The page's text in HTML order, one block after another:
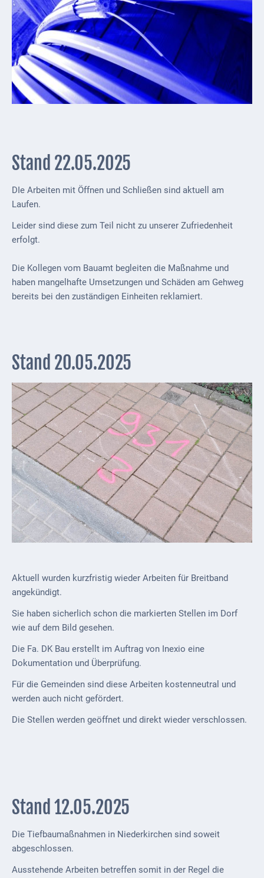
Externe
Behörden
Gottesdienste
Infrastruktur
und
Abfallentsorgung
Telekommunikation
Mobilität
Wasser-
Katastrophenschutz
Notfallnummern
Suche
Niederkirchen
bei
Social
Media
Sitemap
Downloads
Bau
Schwesternhaus
1906
Bürgerhospital
Deidesheim
ab
1793
Geplante
ab
Schulbilder
Datenschutz
Stand 22.05.2025
DIe Arbeiten mit Öffnen und Schließen sind aktuell am
Laufen.
Leider sind diese zum Teil nicht zu unserer Zufriedenheit
erfolgt.
Die Kollegen vom Bauamt begleiten die Maßnahme und
haben mangelhafte Umsetzungen und Schäden am Gehweg
bereits bei den zuständigen Einheiten reklamiert.
Stand 20.05.2025
Aktuell wurden kurzfristig wieder Arbeiten für Breitband
angekündigt.
Sie haben sicherlich schon die markierten Stellen im Dorf
wie auf dem Bild gesehen.
Die Fa. DK Bau erstellt im Auftrag von Inexio eine
Dokumentation und Überprüfung.
Für die Gemeinden sind diese Arbeiten kostenneutral und
werden auch nicht gefördert.
Die Stellen werden geöffnet und direkt wieder verschlossen.
Stand 12.05.2025
Die Tiefbaumaßnahmen in Niederkirchen sind soweit
abgeschlossen.
Ausstehende Arbeiten betreffen somit in der Regel die